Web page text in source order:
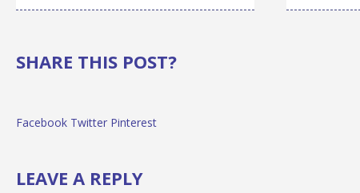
SHARE THIS POST?
Facebook Twitter Pinterest
LEAVE A REPLY